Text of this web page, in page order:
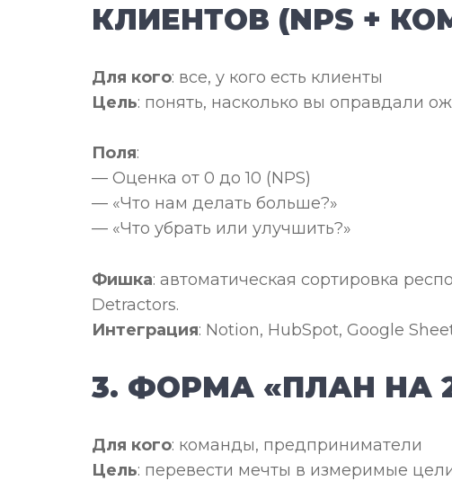
КЛИЕНТОВ (NPS +
Для кого: все, у кого есть клиенты
Цель: понять, насколько вы оправдали
Поля:
— Оценка от 0 до 10 (NPS)
— «Что нам делать больше?»
— «Что убрать или улучшить?»
Фишка: автоматическая сортировка
Detractors.
Интеграция: Notion, HubSpot, Google
3. ФОРМА «ПЛАН НА
Для кого: команды, предприниматели
Цель: перевести мечты в измеримые